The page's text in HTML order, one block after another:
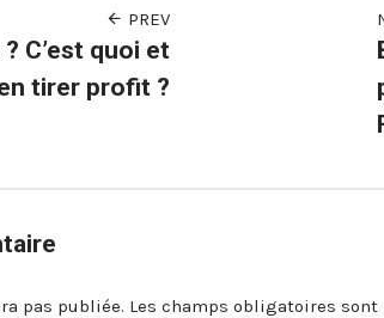
PREV
C’est quoi et
tirer profit ?
pas publiée. Les champs obligatoires sont